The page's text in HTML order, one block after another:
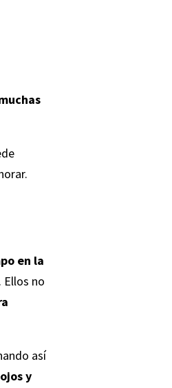
en la
Ellos no
así
y